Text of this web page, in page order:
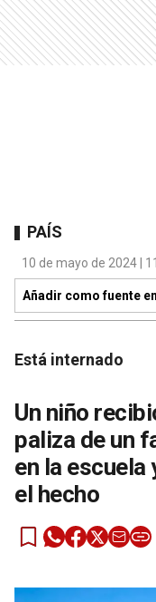
PAÍS
10 de mayo de 2024 |
Añadir como fuente en
Está internado
Un niño
paliza de un
en la
el hecho